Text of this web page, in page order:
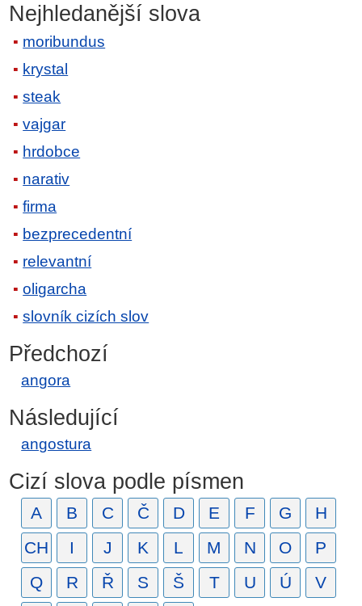
Nejhledanější slova
moribundus
krystal
steak
vajgar
hrdobce
narativ
firma
bezprecedentní
relevantní
oligarcha
slovník cizích slov
Předchozí
angora
Následující
angostura
Cizí slova podle písmen
A B C Č D E F G
H
CH
I J K L M N O
P
Q
R Ř S Š T U Ú V